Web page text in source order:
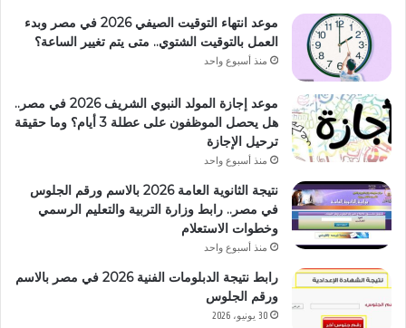
موعد انتهاء التوقيت الصيفي 2026 في مصر وبدء
العمل بالتوقيت الشتوي.. متى يتم تغيير الساعة؟
منذ أسبوع واحد
موعد إجازة المولد النبوي الشريف 2026 في مصر..
هل يحصل الموظفون على عطلة 3 أيام؟ وما حقيقة
ترحيل الإجازة
منذ أسبوع واحد
نتيجة الثانوية العامة 2026 بالاسم ورقم الجلوس
في مصر.. رابط وزارة التربية والتعليم الرسمي
وخطوات الاستعلام
منذ أسبوع واحد
رابط نتيجة الدبلومات الفنية 2026 في مصر بالاسم
ورقم الجلوس
30 يونيو، 2026